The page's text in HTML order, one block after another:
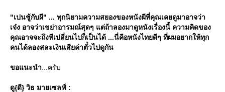
"เปนชู้กับผี" ... ทุกนิยามความสยองของหนังผีที่คุณเคยดูมาอาจว่า
เจ๋ง อาจว่าเขย่าอารมณ์สุดๆ แต่ถ้าลองมาดูหนังเรื่องนี้ ความคิดของ
คุณอาจจะถึงทีเปลี่ยนไปก็เป็นได้ ...นี่คือหนังไทยดีๆ ที่ผมอยากให้ทุก
คนได้ลองสละเงินเสียค่าตั๋วไปดูกัน
ขอแนะนำ ...ครับ
ดู{ดี} วิธ มายเซลฟ์ :